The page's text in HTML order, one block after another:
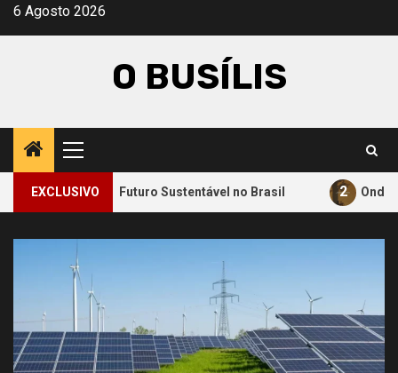
Avançar
6 Agosto 2026
O BUSÍLIS
Menu
principal
EXCLUSIVO
um Futuro Sustentável no Brasil 2 Onde a